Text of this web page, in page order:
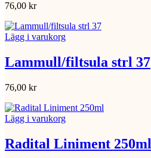
76,00 kr
Lägg i varukorg
Lammull/filtsula strl 37
76,00 kr
Lägg i varukorg
Radital Liniment 250ml